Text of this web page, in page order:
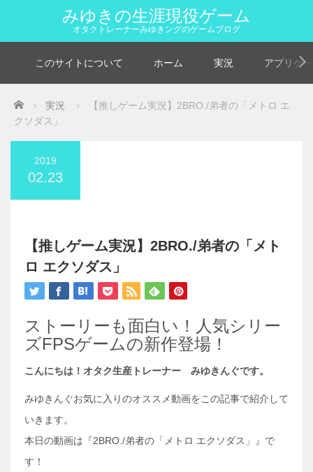
みゆきの生涯現役ゲーム
オタクトレーナーみゆきングのゲームブログ
このサイトについて ホーム 実況 アプリゲ
Home 実況
【推しゲーム実況】2BRO./弟者の「メトロ エ
クソダス」
2019
02.23
【推しゲーム実況】2BRO./弟者の「メト
ロ エクソダス」
ストーリーも面白い！人気シリー
ズFPSゲームの新作登場！
こんにちは！オタク生産トレーナー みゆきんぐです。
みゆきんぐお気に入りのオススメ動画をこの記事で紹介して
いきます。
本日の動画は『2BRO./弟者の「メトロ エクソダス」』で
す！